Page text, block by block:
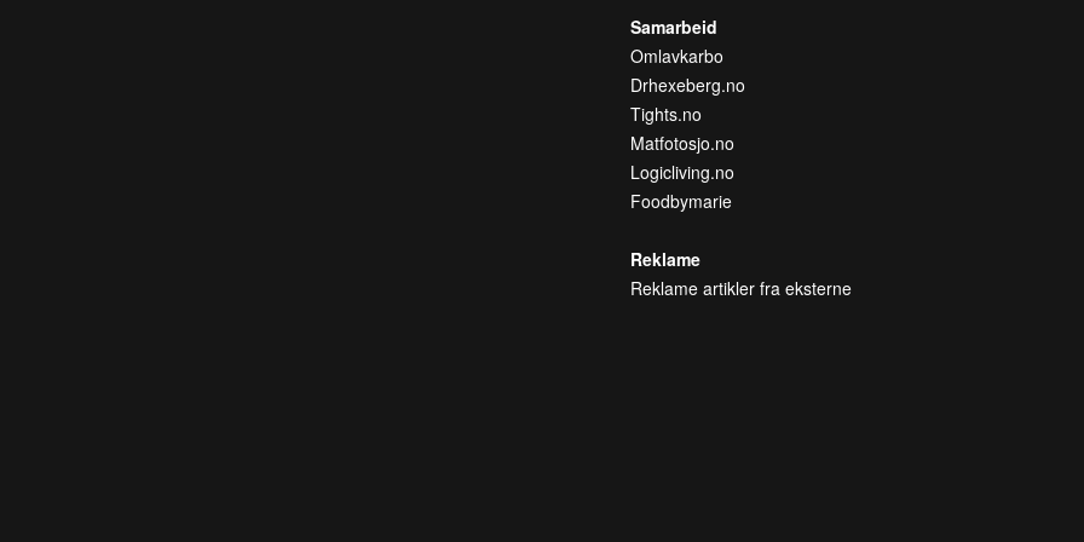
Samarbeid
Omlavkarbo
Drhexeberg.no
Tights.no
Matfotosjo.no
Logicliving.no
Foodbymarie
Reklame
Reklame artikler fra eksterne